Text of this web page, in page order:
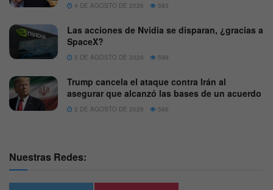
4 DE AGOSTO DE 2026 583
Las acciones de Nvidia se disparan, ¿gracias a
SpaceX?
5 DE AGOSTO DE 2026 599
Trump cancela el ataque contra Irán al
asegurar que alcanzó las bases de un acuerdo
2 DE AGOSTO DE 2026 586
Nuestras Redes: